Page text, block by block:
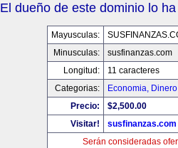
El dueño de este dominio lo
Mayusculas:
Minusculas:
susfinanzas.com
Longitud:
11 caracteres
Categorias:
Economia,
Precio:
$2,500.00
Visitar!
susfinanzas.com
Serán consideradas